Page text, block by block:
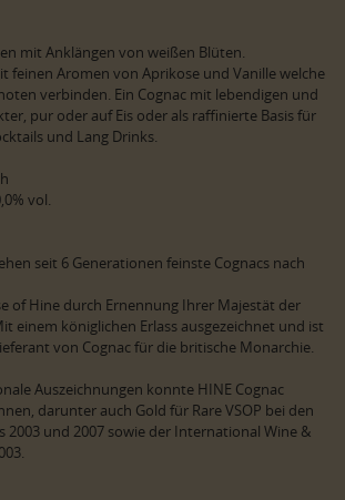
mit Anklängen von weißen Blüten.
feinen Aromen von Aprikose und Vanille welche
verbinden. Ein Cognac mit lebendigen und
pur oder auf Eis oder als raffinierte Basis für
und Lang Drinks.
vol.
seit 6 Generationen feinste Cognacs nach
of Hine durch Ernennung Ihrer Majestät der
einem königlichen Erlass ausgezeichnet und ist
von Cognac für die britische Monarchie.
Auszeichnungen konnte HINE Cognac
darunter auch Gold für Rare VSOP bei den
2003 und 2007 sowie der International Wine &